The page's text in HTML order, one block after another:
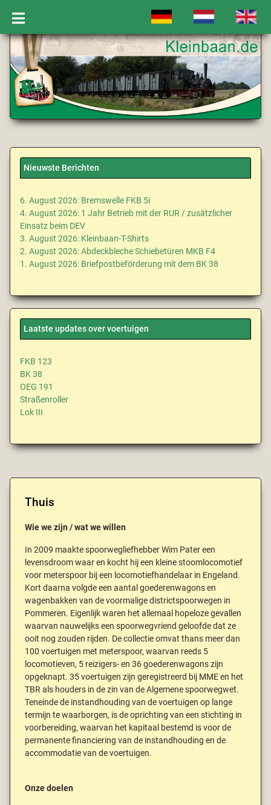
Selecteer de taal
Nieuwste Berichten
6. August 2026: Bremswelle FKB 5i
4. August 2026: 1 Jahr Betrieb mit der RUR / zusätzlicher
Einsatz beim DEV
3. August 2026: Kleinbaan-T-Shirts
2. August 2026: Abdeckbleche Schiebetüren MKB F4
1. August 2026: Briefpostbeförderung mit dem BK 38
Laatste updates over voertuigen
FKB 123
BK 38
OEG 191
Straßenroller
Lok III
Thuis
Wie we zijn / wat we willen
In 2009 maakte spoorwegliefhebber Wim Pater een
levensdroom waar en kocht hij een kleine stoomlocomotief
voor meterspoor bij een locomotiefhandelaar in Engeland.
Kort daarna volgde een aantal goederenwagons en
wagenbakken van de voormalige districtspoorwegen in
Pommeren. Eigenlijk waren het allemaal hopeloze gevallen
waarvan nauwelijks een spoorwegvriend geloofde dat ze
ooit nog zouden rijden. De collectie omvat thans meer dan
100 voertuigen met meterspoor, waarvan reeds 5
locomotieven, 5 reizigers- en 36 goederenwagons zijn
opgeknapt. 35 voertuigen zijn geregistreerd bij MME en het
TBR als houders in de zin van de Algemene spoorwegwet.
Teneinde de instandhouding van de voertuigen op lange
termijn te waarborgen, is de oprichting van een stichting in
voorbereiding, waarvan het kapitaal bestemd is voor de
permanente financiering van de instandhouding en de
accommodatie van de voertuigen.
Onze doelen